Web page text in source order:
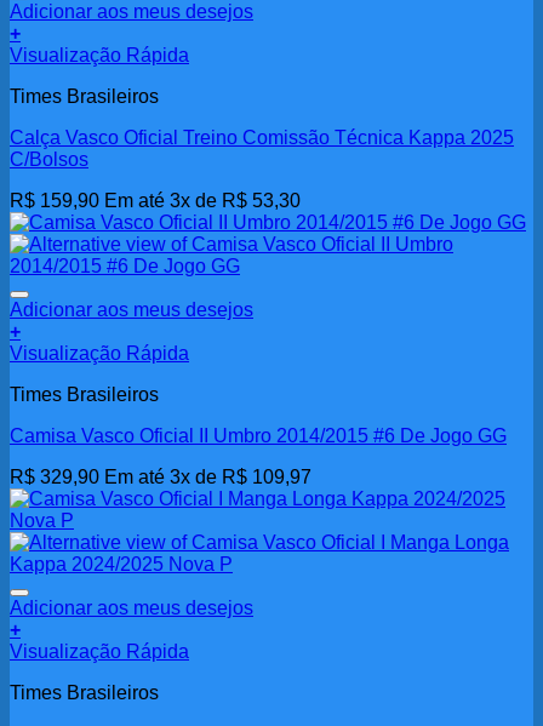
Adicionar aos meus desejos
+
Visualização Rápida
Times Brasileiros
Calça Vasco Oficial Treino Comissão Técnica Kappa 2025
C/Bolsos
R$ 159,90 Em até 3x de R$ 53,30
Adicionar aos meus desejos
+
Visualização Rápida
Times Brasileiros
Camisa Vasco Oficial II Umbro 2014/2015 #6 De Jogo GG
R$ 329,90 Em até 3x de R$ 109,97
Adicionar aos meus desejos
+
Visualização Rápida
Times Brasileiros